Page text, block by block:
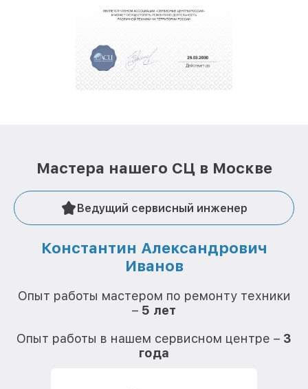
обеспечат доставку устройств в сервис в
полной сохранности и бесплатно.
положительные отзывы и обрели отличную
репутацию. Мы постоянно совершенствуемся и
Мастера нашего СЦ в Москве
Ведущий сервисный инженер
Константин Александрович
Иванов
Опыт работы мастером по ремонту техники
– 5 лет
Опыт работы в нашем сервисном центре – 3
года